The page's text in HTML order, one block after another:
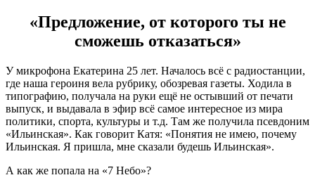
«Предложение, от которого ты не
сможешь отказаться»
У микрофона Екатерина 25 лет. Началось всё с радиостанции,
где наша героиня вела рубрику, обозревая газеты. Ходила в
типографию, получала на руки ещё не остывший от печати
выпуск, и выдавала в эфир всё самое интересное из мира
политики, спорта, культуры и т.д. Там же получила псевдоним
«Ильинская». Как говорит Катя: «Понятия не имею, почему
Ильинская. Я пришла, мне сказали будешь Ильинская».
А как же попала на «7 Небо»?